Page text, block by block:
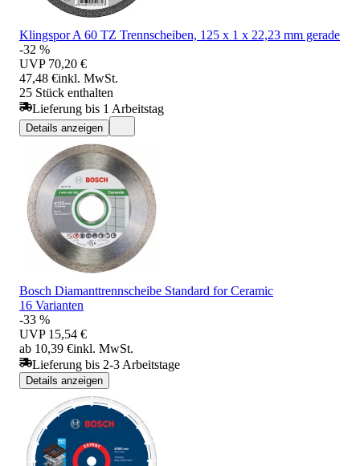
Klingspor A 60 TZ Trennscheiben, 125 x 1 x 22,23 mm gerade
-32 %
UVP 70,20 €
47,48 €inkl. MwSt.
25 Stück enthalten
Lieferung bis 1 Arbeitstag
Details anzeigen
Bosch Diamanttrennscheibe Standard for Ceramic
16 Varianten
-33 %
UVP 15,54 €
ab 10,39 €inkl. MwSt.
Lieferung bis 2-3 Arbeitstage
Details anzeigen